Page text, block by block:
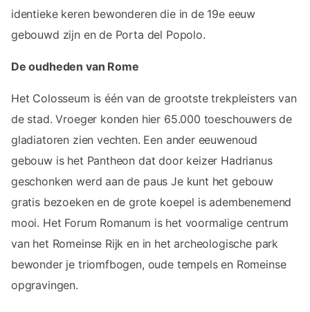
identieke keren bewonderen die in de 19e eeuw
gebouwd zijn en de Porta del Popolo.
De oudheden van Rome
Het Colosseum is één van de grootste trekpleisters van
de stad. Vroeger konden hier 65.000 toeschouwers de
gladiatoren zien vechten. Een ander eeuwenoud
gebouw is het Pantheon dat door keizer Hadrianus
geschonken werd aan de paus Je kunt het gebouw
gratis bezoeken en de grote koepel is adembenemend
mooi. Het Forum Romanum is het voormalige centrum
van het Romeinse Rijk en in het archeologische park
bewonder je triomfbogen, oude tempels en Romeinse
opgravingen.